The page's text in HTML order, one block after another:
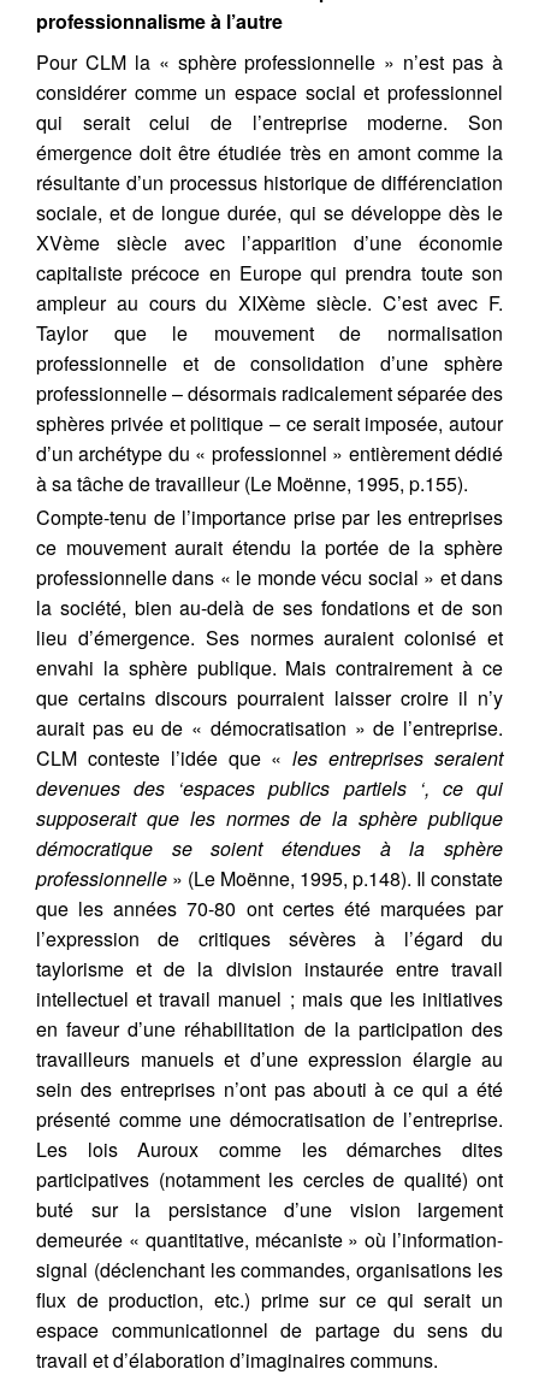
professionnalisme à l’autre
Pour CLM la « sphère professionnelle » n’est pas à
considérer comme un espace social et professionnel
qui serait celui de l’entreprise moderne. Son
émergence doit être étudiée très en amont comme la
résultante d’un processus historique de différenciation
sociale, et de longue durée, qui se développe dès le
XVème siècle avec l’apparition d’une économie
capitaliste précoce en Europe qui prendra toute son
ampleur au cours du XIXème siècle. C’est avec F.
Taylor que le mouvement de normalisation
professionnelle et de consolidation d’une sphère
professionnelle – désormais radicalement séparée des
sphères privée et politique – ce serait imposée, autour
d’un archétype du « professionnel » entièrement dédié
à sa tâche de travailleur (Le Moënne, 1995, p.155).
Compte-tenu de l’importance prise par les entreprises
ce mouvement aurait étendu la portée de la sphère
professionnelle dans « le monde vécu social » et dans
la société, bien au-delà de ses fondations et de son
lieu d’émergence. Ses normes auraient colonisé et
envahi la sphère publique. Mais contrairement à ce
que certains discours pourraient laisser croire il n’y
aurait pas eu de « démocratisation » de l’entreprise.
CLM conteste l’idée que «les entreprises seraient
devenues des ‘espaces publics partiels ‘, ce qui
supposerait que les normes de la sphère publique
démocratique se soient étendues à la sphère
professionnelle » (Le Moënne, 1995, p.148). Il constate
que les années 70-80 ont certes été marquées par
l’expression de critiques sévères à l’égard du
taylorisme et de la division instaurée entre travail
intellectuel et travail manuel ; mais que les initiatives
en faveur d’une réhabilitation de la participation des
travailleurs manuels et d’une expression élargie au
sein des entreprises n’ont pas abouti à ce qui a été
présenté comme une démocratisation de l’entreprise.
Les lois Auroux comme les démarches dites
participatives (notamment les cercles de qualité) ont
buté sur la persistance d’une vision largement
demeurée « quantitative, mécaniste » où l’information-
signal (déclenchant les commandes, organisations les
flux de production, etc.) prime sur ce qui serait un
espace communicationnel de partage du sens du
travail et d’élaboration d’imaginaires communs.